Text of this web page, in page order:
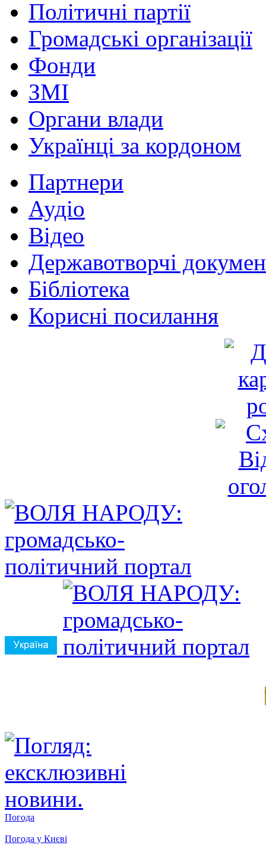
Політичні партії
Громадські організації
Фонди
ЗМІ
Органи влади
Українці за кордоном
Партнери
Аудіо
Відео
Державотворчі
Бібліотека
Корисні посилання
Погода
Погода у Києві